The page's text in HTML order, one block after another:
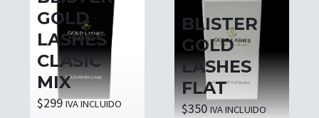
GOLD
LASHES
CLASIC
MIX
$299 IVA INCLUIDO
BLISTER
GOLD
LASHES
FLAT
$350 IVA INCLUIDO